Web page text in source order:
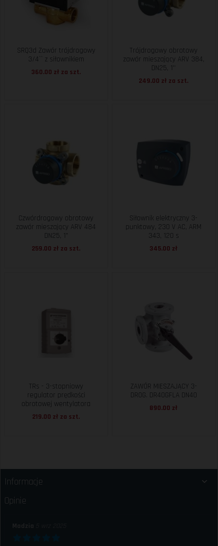
SRQ3d Zawór trójdrogowy
3/4`` z siłownikiem
360.00 zł za szt.
Trójdrogowy obrotowy
zawór mieszający ARV 384,
DN25, 1''
249.00 zł za szt.
Czwórdrogowy obrotowy
zawór mieszający ARV 484
DN25, 1"
259.00 zł za szt.
Siłownik elektryczny 3-
punktowy, 230 V AC, ARM
343, 120 s
345.00 zł
TRs - 3-stopniowy
regulator prędkości
obrotowej wentylatora
219.00 zł za szt.
ZAWÓR MIESZAJĄCY 3-
DROG. DR40GFLA DN40
890.00 zł
Informacje
Opinie